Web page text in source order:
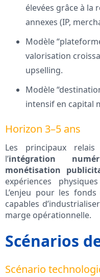
élevées grâce à la
annexes (IP,
Modèle
valorisation
upselling.
Modèle
intensif en capital
Horizon 3–5 ans
Les principaux
l’intégration
monétisation
expériences
L’enjeu pour les
capables
marge opérationnelle.
Scénarios
Scénario